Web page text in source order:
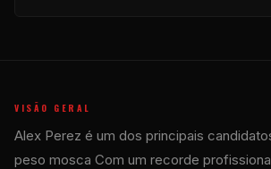
VISÃO GERAL
Alex Perez é um dos principais
peso mosca Com um recorde